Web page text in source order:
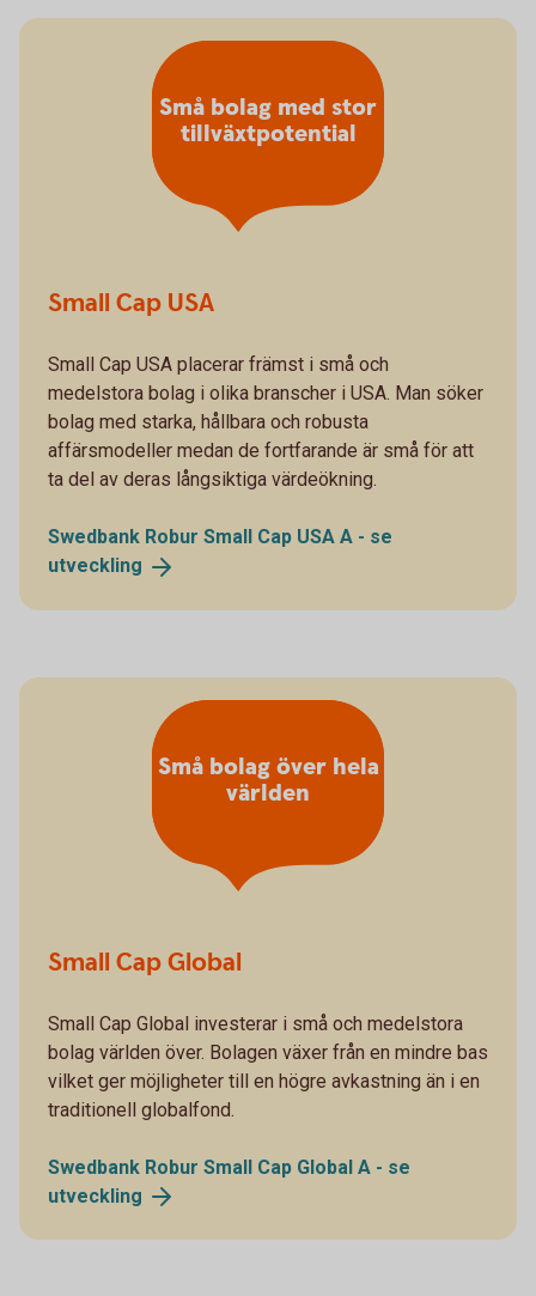
Small Cap USA
Small Cap USA placerar främst i små och
medelstora bolag i olika branscher i USA. Man söker
bolag med starka, hållbara och robusta
affärsmodeller medan de fortfarande är små för att
ta del av deras långsiktiga värdeökning.
Swedbank Robur Small Cap USA A - se
utveckling
Små bolag med stor
tillväxtpotential
Small Cap Global
Small Cap Global investerar i små och medelstora
bolag världen över. Bolagen växer från en mindre bas
vilket ger möjligheter till en högre avkastning än i en
traditionell globalfond.
Swedbank Robur Small Cap Global A - se
utveckling
Små bolag över hela
världen